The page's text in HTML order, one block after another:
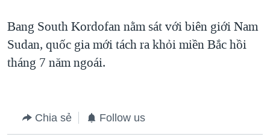
Bang South Kordofan nằm sát với biên giới Nam
Sudan, quốc gia mới tách ra khỏi miền Bắc hồi
tháng 7 năm ngoái.
Chia sẻ Follow us